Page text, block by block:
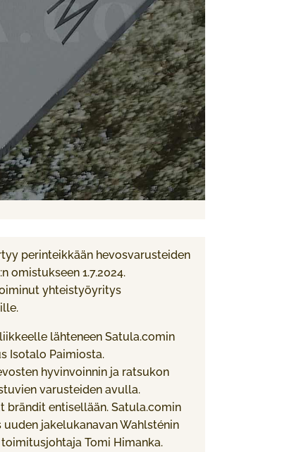
perinteikkään hevosvarusteiden
omistukseen 1.7.2024.
yhteistyöyritys
lähteneen Satula.comin
Isotalo Paimiosta.
hyvinvoinnin ja ratsukon
varusteiden avulla.
brändit entisellään. Satula.comin
jakelukanavan Wahlsténin
Tomi Himanka.